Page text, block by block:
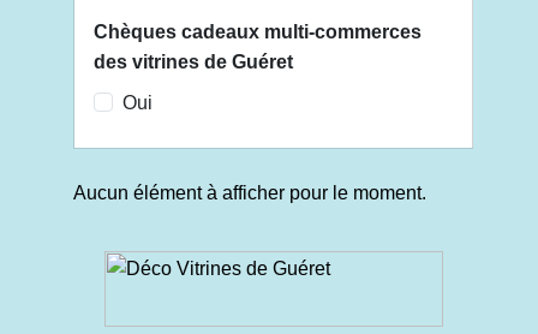
Chèques cadeaux multi-commerces
des vitrines de Guéret
Oui
Aucun élément à afficher pour le moment.